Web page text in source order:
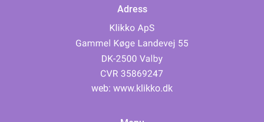
Adress
web: www.klikko.dk